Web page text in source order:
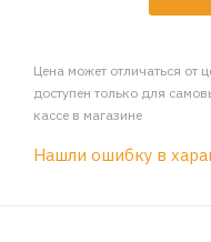
Цена может отличаться от
доступен только для
кассе в магазине
Нашли ошибку в